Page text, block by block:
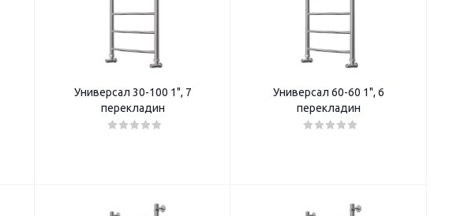
Универсал 30-100 1", 7
перекладин
Универсал 60-60 1", 6
перекладин